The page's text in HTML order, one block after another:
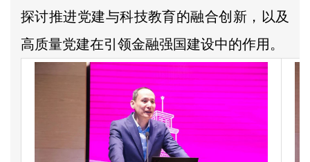
探讨推进党建与科技教育的融合创新，以及
高质量党建在引领金融强国建设中的作用。